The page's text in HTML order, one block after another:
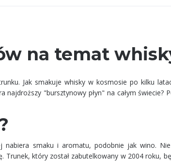
na temat
Jak smakuje whisky w kosmosie po kilku
"bursztynowy płyn" na całym świecie?
nabiera smaku i aromatu, podobnie jak wino.
Trunek, który został zabutelkowany w 2004 roku,